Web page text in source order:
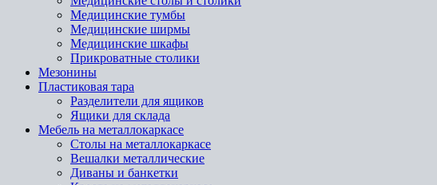
Медицинские тумбы
Медицинские ширмы
Медицинские шкафы
Прикроватные столики
Мезонины
Пластиковая тара
Разделители для ящиков
Ящики для склада
Мебель на металлокаркасе
Cтолы на металлокаркасе
Вешалки металлические
Диваны и банкетки